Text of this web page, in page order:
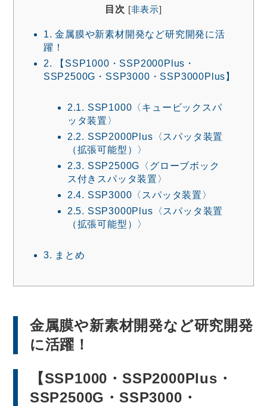
目次 [非表示]
1. 金属膜や新素材開発など研究開発に活
躍！
2. 【SSP1000・SSP2000Plus・
SSP2500G・SSP3000・SSP3000Plus】
2.1. SSP1000〈キュービックスパ
ッタ装置〉
2.2. SSP2000Plus〈スパッタ装置
（拡張可能型）〉
2.3. SSP2500G〈グローブボック
ス付きスパッタ装置〉
2.4. SSP3000〈スパッタ装置〉
2.5. SSP3000Plus〈スパッタ装置
（拡張可能型）〉
3. まとめ
金属膜や新素材開発など研究開発
に活躍！
【SSP1000・SSP2000Plus・
SSP2500G・SSP3000・